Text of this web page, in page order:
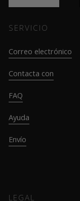
SERVICIO
Correo electrónico
Contacta con
FAQ
Ayuda
Envío
LEGAL